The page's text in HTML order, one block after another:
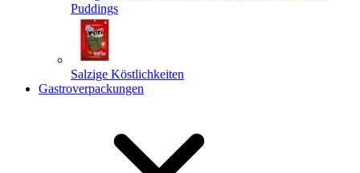
Puddings
Salzige Köstlichkeiten
Gastroverpackungen